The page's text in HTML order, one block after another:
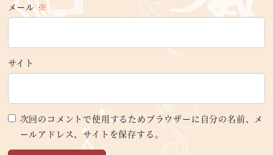
メール※
サイト
次回のコメントで使用するためブラウザーに自分の名前、メ
ールアドレス、サイトを保存する。